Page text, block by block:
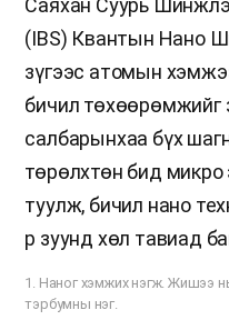
Саяхан Суурь
(IBS) Квантын Нано
зүгээс атомын
бичил төхөөрөмжийг
салбарынхаа бүх
төрөлхтөн бид микро
туулж, бичил нано
р зуунд хөл тавиад
1. Наног хэмжих нэгж. Жишээ
тэрбумны нэг.